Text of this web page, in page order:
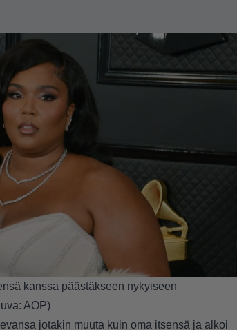
kanssa päästäkseen nykyiseen
AOP)
jotakin muuta kuin oma itsensä ja alkoi